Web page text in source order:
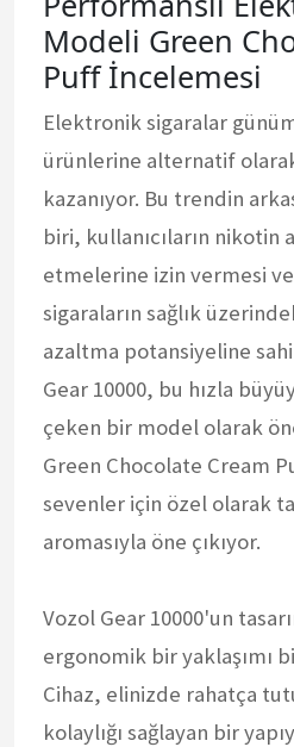
Modeli Green
Puff İncelemesi
Elektronik sigaralar
ürünlerine alternatif
kazanıyor. Bu trendin
biri, kullanıcıların nikotin
etmelerine izin vermesi
sigaraların sağlık
azaltma potansiyeline
Gear 10000, bu hızla
çeken bir model olarak
Green Chocolate Cream
sevenler için özel olarak
aromasıyla öne çıkıyor.
Vozol Gear 10000'un
ergonomik bir yaklaşımı
Cihaz, elinizde rahatça
kolaylığı sağlayan bir